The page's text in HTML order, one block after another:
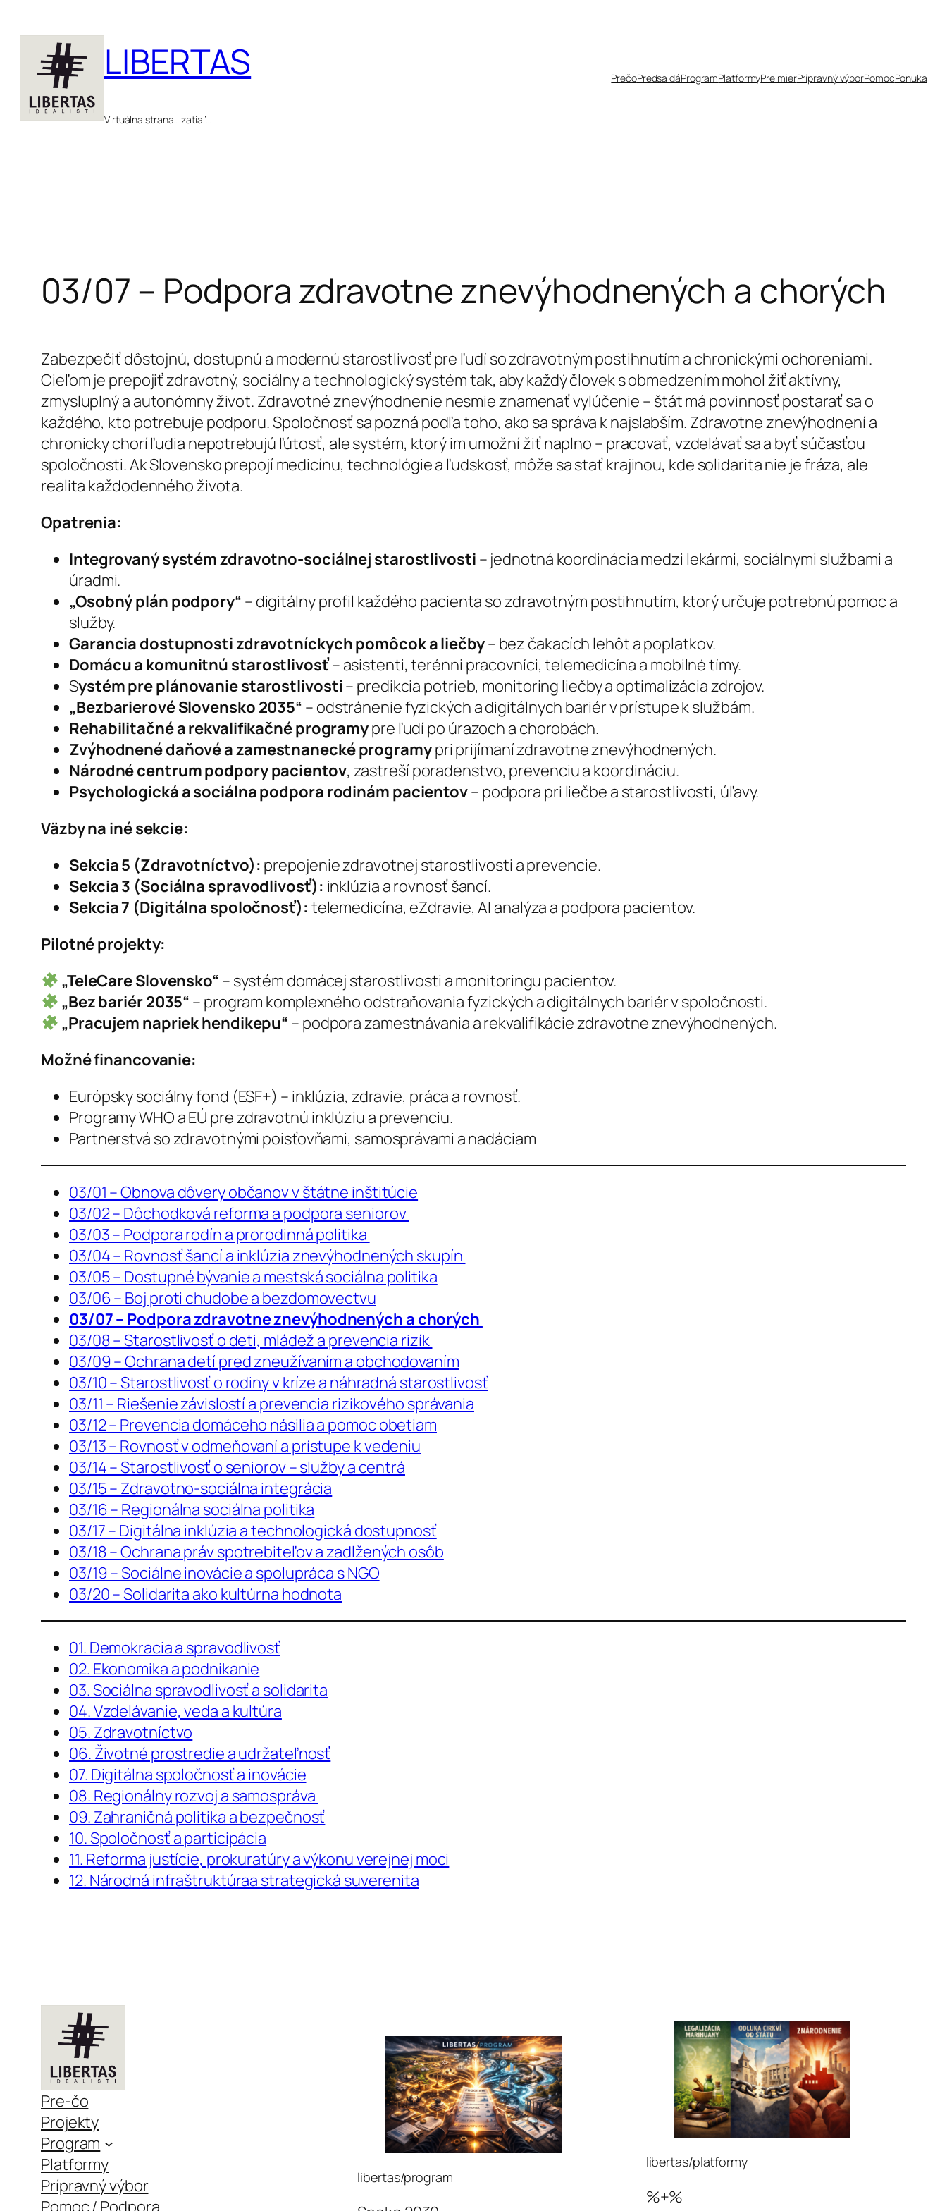
na
obsah
LIBERTAS
Virtuálna strana… zatiaľ…
PrečoPredsa dáProgramPlatformyPre mierPrípravný výborPomocPonuka
03/07 – Podpora zdravotne znevýhodnených a chorých
Zabezpečiť dôstojnú, dostupnú a modernú starostlivosť pre ľudí so zdravotným postihnutím a chronickými ochoreniami.
Cieľom je prepojiť zdravotný, sociálny a technologický systém tak, aby každý človek s obmedzením mohol žiť aktívny,
zmysluplný a autonómny život. Zdravotné znevýhodnenie nesmie znamenať vylúčenie – štát má povinnosť postarať sa o
každého, kto potrebuje podporu. Spoločnosť sa pozná podľa toho, ako sa správa k najslabším. Zdravotne znevýhodnení a
chronicky chorí ľudia nepotrebujú ľútosť, ale systém, ktorý im umožní žiť naplno – pracovať, vzdelávať sa a byť súčasťou
spoločnosti. Ak Slovensko prepojí medicínu, technológie a ľudskosť, môže sa stať krajinou, kde solidarita nie je fráza, ale
realita každodenného života.
Opatrenia:
Integrovaný systém zdravotno-sociálnej starostlivosti – jednotná koordinácia medzi lekármi, sociálnymi službami a
úradmi.
„Osobný plán podpory“ – digitálny profil každého pacienta so zdravotným postihnutím, ktorý určuje potrebnú pomoc a
služby.
Garancia dostupnosti zdravotníckych pomôcok a liečby– bez čakacích lehôt a poplatkov.
Domácu a komunitnú starostlivosť– asistenti, terénni pracovníci, telemedicína a mobilné tímy.
Systém pre plánovanie starostlivosti– predikcia potrieb, monitoring liečby a optimalizácia zdrojov.
„Bezbarierové Slovensko 2035“ – odstránenie fyzických a digitálnych bariér v prístupe k službám.
Rehabilitačné a rekvalifikačné programypre ľudí po úrazoch a chorobách.
Zvýhodnené daňové a zamestnanecké programypri prijímaní zdravotne znevýhodnených.
Národné centrum podpory pacientov, zastreší poradenstvo, prevenciu a koordináciu.
Psychologická a sociálna podpora rodinám pacientov– podpora pri liečbe a starostlivosti, úľavy.
Väzby na iné sekcie:
Sekcia 5 (Zdravotníctvo): prepojenie zdravotnej starostlivosti a prevencie.
Sekcia 3 (Sociálna spravodlivosť): inklúzia a rovnosť šancí.
Sekcia 7 (Digitálna spoločnosť): telemedicína, eZdravie, AI analýza a podpora pacientov.
Pilotné projekty:
„TeleCare Slovensko“ – systém domácej starostlivosti a monitoringu pacientov.
„Bez bariér 2035“ – program komplexného odstraňovania fyzických a digitálnych bariér v spoločnosti.
„Pracujem napriek hendikepu“ – podpora zamestnávania a rekvalifikácie zdravotne znevýhodnených.
Možné financovanie:
Európsky sociálny fond (ESF+) – inklúzia, zdravie, práca a rovnosť.
Programy WHO a EÚ pre zdravotnú inklúziu a prevenciu.
Partnerstvá so zdravotnými poisťovňami, samosprávami a nadáciam
03/01 – Obnova dôvery občanov v štátne inštitúcie
03/02 – Dôchodková reforma a podpora seniorov
03/03 – Podpora rodín a prorodinná politika
03/04 – Rovnosť šancí a inklúzia znevýhodnených skupín
03/05 – Dostupné bývanie a mestská sociálna politika
03/06 – Boj proti chudobe a bezdomovectvu
03/07 – Podpora zdravotne znevýhodnených a chorých
03/08 – Starostlivosť o deti, mládež a prevencia rizík
03/09 – Ochrana detí pred zneužívaním a obchodovaním
03/10 – Starostlivosť o rodiny v kríze a náhradná starostlivosť
03/11 – Riešenie závislostí a prevencia rizikového správania
03/12 – Prevencia domáceho násilia a pomoc obetiam
03/13 – Rovnosť v odmeňovaní a prístupe k vedeniu
03/14 – Starostlivosť o seniorov – služby a centrá
03/15 – Zdravotno-sociálna integrácia
03/16 – Regionálna sociálna politika
03/17 – Digitálna inklúzia a technologická dostupnosť
03/18 – Ochrana práv spotrebiteľov a zadlžených osôb
03/19 – Sociálne inovácie a spolupráca s NGO
03/20 – Solidarita ako kultúrna hodnota
01. Demokracia a spravodlivosť
02. Ekonomika a podnikanie
03. Sociálna spravodlivosť a solidarita
04. Vzdelávanie, veda a kultúra
05. Zdravotníctvo
06. Životné prostredie a udržateľnosť
07. Digitálna spoločnosť a inovácie
08. Regionálny rozvoj a samospráva
09. Zahraničná politika a bezpečnosť
10. Spoločnosť a participácia
11. Reforma justície, prokuratúry a výkonu verejnej moci
12. Národná infraštruktúraa strategická suverenita
Pre-čo
Projekty
Program
Platformy
Prípravný výbor
Pomoc / Podpora
libertas/program
libertas/platformy
%+%